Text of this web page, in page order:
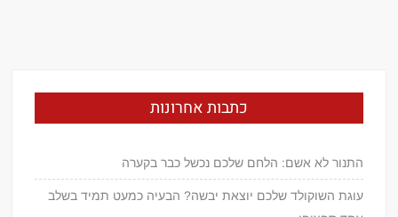
כתבות אחרונות
התנור לא אשם: הלחם שלכם נכשל כבר בקערה
עוגת השוקולד שלכם יוצאת יבשה? הבעיה כמעט תמיד בשלב